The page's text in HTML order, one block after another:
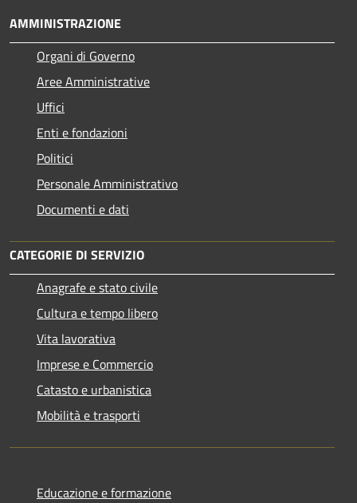
AMMINISTRAZIONE
Organi di Governo
Aree Amministrative
Uffici
Enti e fondazioni
Politici
Personale Amministrativo
Documenti e dati
CATEGORIE DI SERVIZIO
Anagrafe e stato civile
Cultura e tempo libero
Vita lavorativa
Imprese e Commercio
Catasto e urbanistica
Mobilità e trasporti
Educazione e formazione